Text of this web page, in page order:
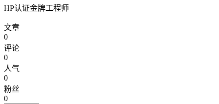
HP认证金牌工程师
文章
0
评论
0
人气
0
粉丝
0